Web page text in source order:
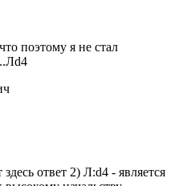
поэтому я не стал
ответ 2) Л:d4 - является